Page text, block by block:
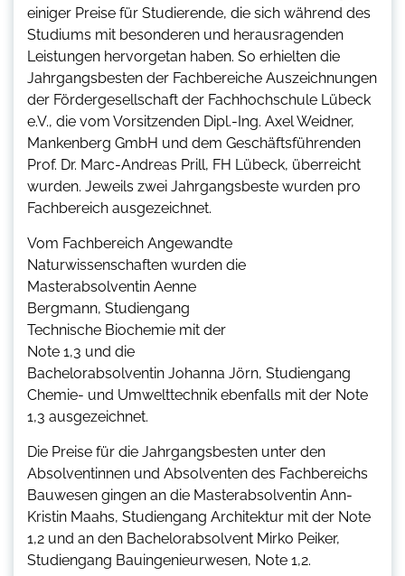
einiger Preise für Studierende, die sich während des
Studiums mit besonderen und herausragenden
Leistungen hervorgetan haben. So erhielten die
Jahrgangsbesten der Fachbereiche Auszeichnungen
der Fördergesellschaft der Fachhochschule Lübeck
e.V., die vom Vorsitzenden Dipl.-Ing. Axel Weidner,
Mankenberg GmbH und dem Geschäftsführenden
Prof. Dr. Marc-Andreas Prill, FH Lübeck, überreicht
wurden. Jeweils zwei Jahrgangsbeste wurden pro
Fachbereich ausgezeichnet.
Vom Fachbereich Angewandte
Naturwissenschaften wurden die
Masterabsolventin Aenne
Bergmann, Studiengang
Technische Biochemie mit der
Note 1,3 und die
Bachelorabsolventin Johanna Jörn, Studiengang
Chemie- und Umwelttechnik ebenfalls mit der Note
1,3 ausgezeichnet.
Die Preise für die Jahrgangsbesten unter den
Absolventinnen und Absolventen des Fachbereichs
Bauwesen gingen an die Masterabsolventin Ann-
Kristin Maahs, Studiengang Architektur mit der Note
1,2 und an den Bachelorabsolvent Mirko Peiker,
Studiengang Bauingenieurwesen, Note 1,2.